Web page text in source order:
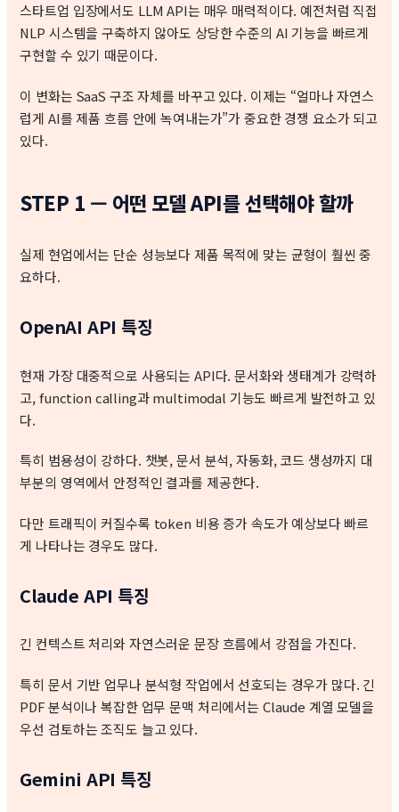
스타트업 입장에서도 LLM API는 매우 매력적이다. 예전처럼 직접
NLP 시스템을 구축하지 않아도 상당한 수준의 AI 기능을 빠르게
구현할 수 있기 때문이다.
이 변화는 SaaS 구조 자체를 바꾸고 있다. 이제는 “얼마나 자연스
럽게 AI를 제품 흐름 안에 녹여내는가”가 중요한 경쟁 요소가 되고
있다.
STEP 1 — 어떤 모델 API를 선택해야 할까
실제 현업에서는 단순 성능보다 제품 목적에 맞는 균형이 훨씬 중
요하다.
OpenAI API 특징
현재 가장 대중적으로 사용되는 API다. 문서화와 생태계가 강력하
고, function calling과 multimodal 기능도 빠르게 발전하고 있
다.
특히 범용성이 강하다. 챗봇, 문서 분석, 자동화, 코드 생성까지 대
부분의 영역에서 안정적인 결과를 제공한다.
다만 트래픽이 커질수록 token 비용 증가 속도가 예상보다 빠르
게 나타나는 경우도 많다.
Claude API 특징
긴 컨텍스트 처리와 자연스러운 문장 흐름에서 강점을 가진다.
특히 문서 기반 업무나 분석형 작업에서 선호되는 경우가 많다. 긴
PDF 분석이나 복잡한 업무 문맥 처리에서는 Claude 계열 모델을
우선 검토하는 조직도 늘고 있다.
Gemini API 특징